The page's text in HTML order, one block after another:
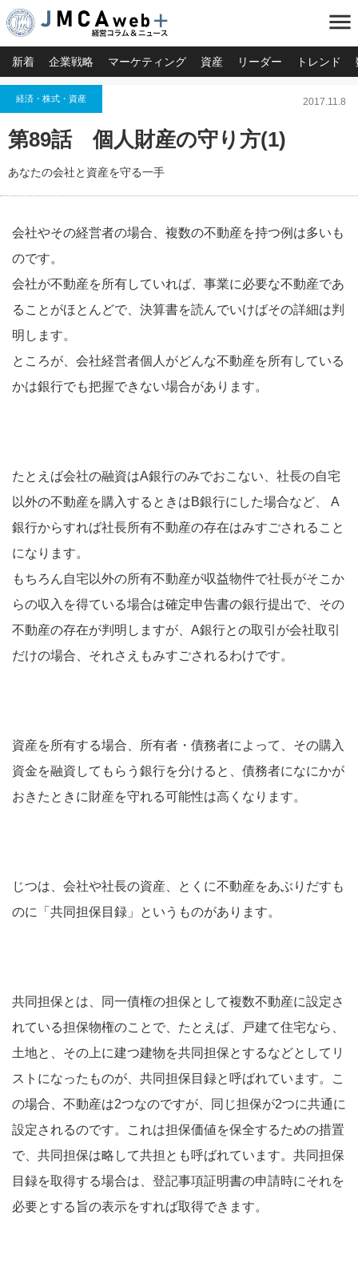
menu
新着 企業戦略 マーケティング 資産 リーダー トレンド
経済・株式・資産 2017.11.8
第89話 個人財産の守り方(1)
あなたの会社と資産を守る一手
会社やその経営者の場合、複数の不動産を持つ例は多いも
のです。
会社が不動産を所有していれば、事業に必要な不動産であ
ることがほとんどで、決算書を読んでいけばその詳細は判
明します。
ところが、会社経営者個人がどんな不動産を所有している
かは銀行でも把握できない場合があります。
たとえば会社の融資はA銀行のみでおこない、社長の自宅
以外の不動産を購入するときはB銀行にした場合など、 A
銀行からすれば社長所有不動産の存在はみすごされること
になります。
もちろん自宅以外の所有不動産が収益物件で社長がそこか
らの収入を得ている場合は確定申告書の銀行提出で、その
不動産の存在が判明しますが、A銀行との取引が会社取引
だけの場合、それさえもみすごされるわけです。
資産を所有する場合、所有者・債務者によって、その購入
資金を融資してもらう銀行を分けると、債務者になにかが
おきたときに財産を守れる可能性は高くなります。
じつは、会社や社長の資産、とくに不動産をあぶりだすも
のに「共同担保目録」というものがあります。
共同担保とは、同一債権の担保として複数不動産に設定さ
れている担保物権のことで、たとえば、戸建て住宅なら、
土地と、その上に建つ建物を共同担保とするなどとしてリ
ストになったものが、共同担保目録と呼ばれています。こ
の場合、不動産は2つなのですが、同じ担保が2つに共通に
設定されるのです。これは担保価値を保全するための措置
で、共同担保は略して共担とも呼ばれています。共同担保
目録を取得する場合は、登記事項証明書の申請時にそれを
必要とする旨の表示をすれば取得できます。